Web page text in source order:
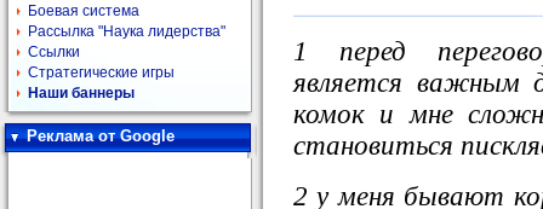
Боевая система
Рассылка "Наука лидерства"
Ссылки
Стратегические игры
Наши баннеры
Реклама от Google
1 перед
является важным
комок и мне
становиться
2 у меня бывают